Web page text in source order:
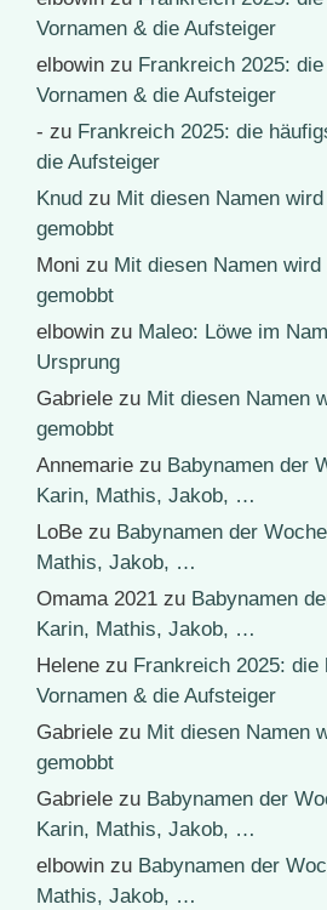
Vornamen & die Aufsteiger
elbowin zu Frankreich 2025:
Vornamen & die Aufsteiger
- zu Frankreich 2025: die
die Aufsteiger
Knud zu Mit diesen Namen
gemobbt
Moni zu Mit diesen Namen
gemobbt
elbowin zu Maleo: Löwe im
Ursprung
Gabriele zu Mit diesen Namen
gemobbt
Annemarie zu Babynamen der
Karin, Mathis, Jakob, …
LoBe zu Babynamen der
Mathis, Jakob, …
Omama 2021 zu Babynamen
Karin, Mathis, Jakob, …
Helene zu Frankreich 2025: die
Vornamen & die Aufsteiger
Gabriele zu Mit diesen Namen
gemobbt
Gabriele zu Babynamen der
Karin, Mathis, Jakob, …
elbowin zu Babynamen der
Mathis, Jakob, …